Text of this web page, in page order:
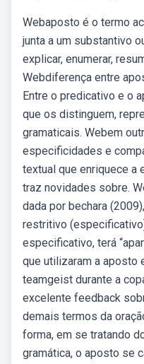
Webaposto é o termo
junta a um substantivo
explicar, enumerar,
Webdiferença entre
Entre o predicativo e o
que os distinguem,
gramaticais. Webem
especificidades e
textual que enriquece a
traz novidades sobre.
dada por bechara
restritivo
especificativo, terá
que utilizaram a aposto
teamgeist durante a
excelente feedback
demais termos da
forma, em se tratando
gramática, o aposto se